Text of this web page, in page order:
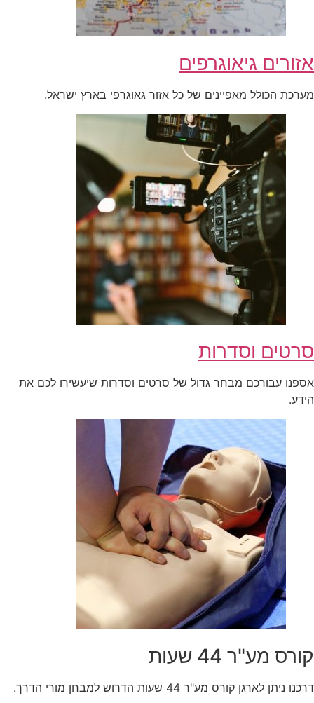
אזורים גיאוגרפים
מערכת הכולל מאפיינים של כל אזור גאוגרפי בארץ ישראל.
סרטים וסדרות
אספנו עבורכם מבחר גדול של סרטים וסדרות שיעשירו לכם את
הידע.
קורס מע"ר 44 שעות
דרכנו ניתן לארגן קורס מע"ר 44 שעות הדרוש למבחן מורי הדרך.